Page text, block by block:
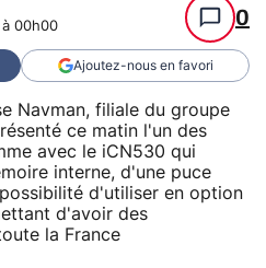
00h00 0
Ajoutez-nous en favori
Navman, filiale du groupe
ce matin l'un des
avec le iCN530 qui
interne, d'une puce
possibilité d'utiliser en option
d'avoir des
la France